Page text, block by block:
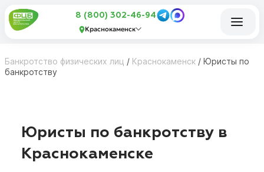
8 (800) 302-46-94
Краснокаменск
Банкротство физических лиц / Краснокаменск / Юристы по
банкротству
Юристы по банкротству в
Краснокаменске